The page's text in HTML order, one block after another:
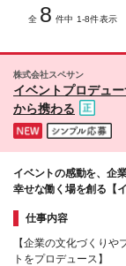
全 8 件中 1-8件表示
株式会社スペサン
イベントプロデュ
から携わる
イベントの感動を、企
幸せな働く場を創る【
仕事内容
【企業の文化づくり
トをプロデュース】